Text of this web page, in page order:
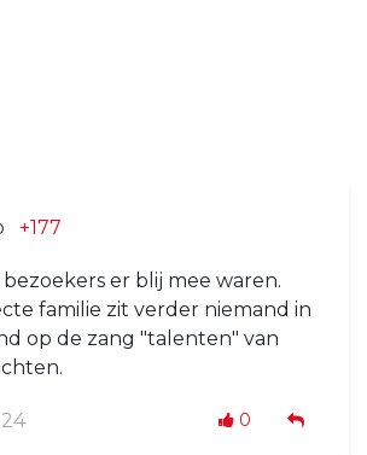
+177
er blij mee waren.
familie zit verder niemand in
op de zang "talenten" van
0